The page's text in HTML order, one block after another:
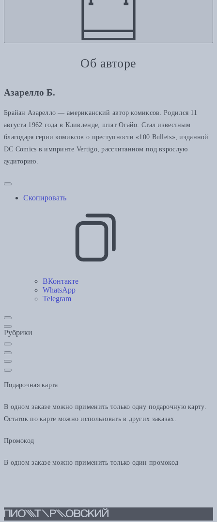
Об авторе
Азарелло Б.
Брайан Азарелло — американский автор комиксов. Родился 11
августа 1962 года в Кливленде, штат Огайо. Стал известным
благодаря серии комиксов о преступности «100 Bullets», изданной
DC Comics в импринте Vertigo, рассчитанном под взрослую
аудиторию.
Скопировать
ВКонтакте
WhatsApp
Telegram
Рубрики
Подарочная карта
В одном заказе можно применить только одну подарочную карту.
Остаток по карте можно использовать в других заказах.
Промокод
В одном заказе можно применить только один промокод